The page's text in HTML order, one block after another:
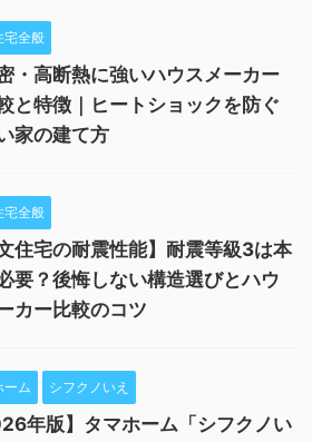
宅全般
・高断熱に強いハウスメーカー
と特徴｜ヒートショックを防ぐ
家の建て方
宅全般
文住宅の耐震性能】耐震等級3は本
要？後悔しない構造選びとハウ
カー比較のコツ
ーム シフクノいえ
年版】タマホーム「シフクノい